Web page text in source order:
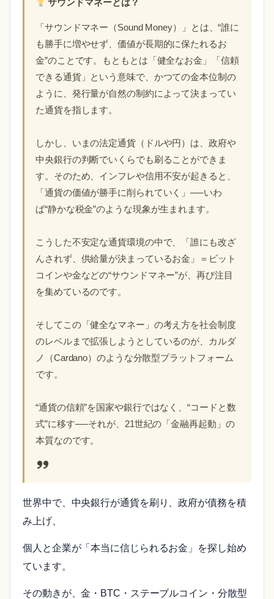
サウンドマネーとは？
「サウンドマネー（Sound Money）」とは、“誰に
も勝手に増やせず、価値が長期的に保たれるお
金”のことです。もともとは「健全なお金」「信頼
できる通貨」という意味で、かつての金本位制の
ように、発行量が自然の制約によって決まってい
た通貨を指します。
しかし、いまの法定通貨（ドルや円）は、政府や
中央銀行の判断でいくらでも刷ることができま
す。そのため、インフレや信用不安が起きると、
「通貨の価値が勝手に削られていく」──いわ
ば“静かな税金”のような現象が生まれます。
こうした不安定な通貨環境の中で、「誰にも改ざ
んされず、供給量が決まっているお金」＝ビット
コインや金などの“サウンドマネー”が、再び注目
を集めているのです。
そしてこの「健全なマネー」の考え方を社会制度
のレベルまで拡張しようとしているのが、カルダ
ノ（Cardano）のような分散型プラットフォーム
です。
“通貨の信頼”を国家や銀行ではなく、“コードと数
式”に移す──それが、21世紀の「金融再起動」の
本質なのです。
世界中で、中央銀行が通貨を刷り、政府が債務を積
み上げ、
個人と企業が「本当に信じられるお金」を探し始め
ています。
その動きが、金・BTC・ステーブルコイン・分散型